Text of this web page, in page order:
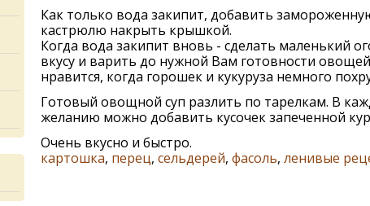
Как только вода закипит, добавить
кастрюлю накрыть крышкой.
Когда вода закипит вновь - сделать маленький
вкусу и варить до нужной Вам готовности
нравится, когда горошек и кукуруза немного
Готовый овощной суп разлить по тарелкам. В
желанию можно добавить кусочек запеченной
Очень вкусно и быстро.
картошка, перец, сельдерей, фасоль, ленивые